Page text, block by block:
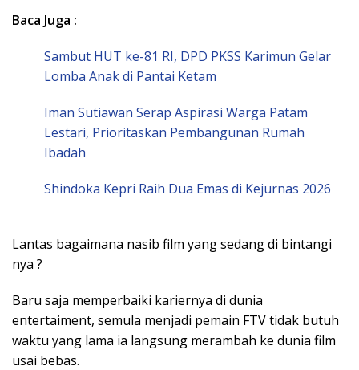
Baca Juga :
Sambut HUT ke-81 RI, DPD PKSS Karimun Gelar
Lomba Anak di Pantai Ketam
Iman Sutiawan Serap Aspirasi Warga Patam
Lestari, Prioritaskan Pembangunan Rumah
Ibadah
Shindoka Kepri Raih Dua Emas di Kejurnas 2026
Lantas bagaimana nasib film yang sedang di bintangi
nya ?
Baru saja memperbaiki kariernya di dunia
entertaiment, semula menjadi pemain FTV tidak butuh
waktu yang lama ia langsung merambah ke dunia film
usai bebas.